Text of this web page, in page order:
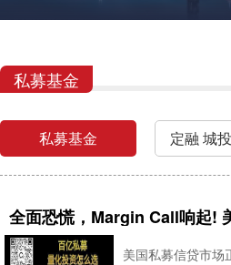
私募基金
私募基金 定融 城
全面恐慌，Margin Call响起!
美国私募信贷市场